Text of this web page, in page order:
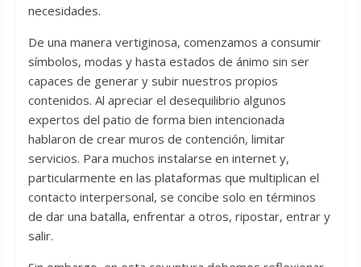
necesidades.
De una manera vertiginosa, comenzamos a consumir
símbolos, modas y hasta estados de ánimo sin ser
capaces de generar y subir nuestros propios
contenidos. Al apreciar el desequilibrio algunos
expertos del patio de forma bien intencionada
hablaron de crear muros de contención, limitar
servicios. Para muchos instalarse en internet y,
particularmente en las plataformas que multiplican el
contacto interpersonal, se concibe solo en términos
de dar una batalla, enfrentar a otros, ripostar, entrar y
salir.